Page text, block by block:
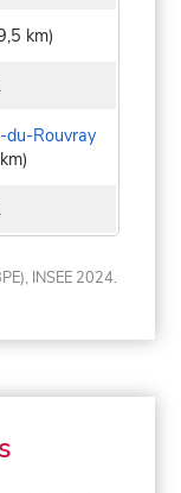
km)
du-Rouvray
INSEE 2024.